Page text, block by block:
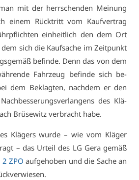
mit der herr­schen­den Mei­nung
ei­nem Rück­tritt vom Kauf­ver­trag
ein­heit­lich den dem Ort
sich die Kauf­sa­che im Zeit­punkt
be­fin­de. Denn das von dem
Fahr­zeug be­fin­de sich be­
dem Be­klag­ten, nach­dem er den
des Klä­
Brü­se­witz ver­bracht ha­be.
Klä­gers wur­de – wie vom Klä­ger
– das Ur­teil des LG Ge­ra ge­mäß
ZPO auf­ge­ho­ben und die Sa­che an